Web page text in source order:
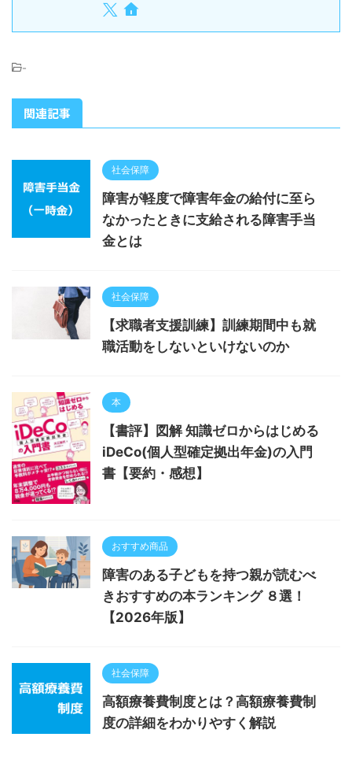
-
関連記事
社会保障
障害が軽度で障害年金の給付に至ら
なかったときに支給される障害手当
金とは
社会保障
【求職者支援訓練】訓練期間中も就
職活動をしないといけないのか
本
【書評】図解 知識ゼロからはじめる
iDeCo(個人型確定拠出年金)の入門
書【要約・感想】
おすすめ商品
障害のある子どもを持つ親が読むべ
きおすすめの本ランキング ８選！
【2026年版】
社会保障
高額療養費制度とは？高額療養費制
度の詳細をわかりやすく解説